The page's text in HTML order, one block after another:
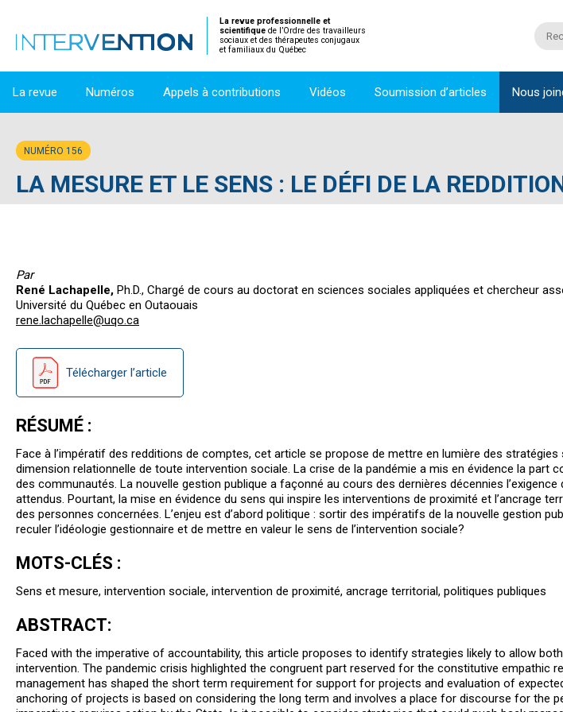
La revue professionnelle et
scientifique de l’Ordre des travailleurs
sociaux et des thérapeutes conjugaux
et familiaux du Québec
La revue Numéros Appels à contributions Vidéos Soumission d’articles Nous
NUMÉRO 156
LA MESURE ET LE SENS : LE DÉFI DE LA
Par
René Lachapelle, Ph.D., Chargé de cours au doctorat en sciences sociales appliquées et chercheur
Université du Québec en Outaouais
rene.lachapelle@uqo.ca
Télécharger l’article
RÉSUMÉ :
Face à l’impératif des redditions de comptes, cet article se propose de mettre en lumière des
dimension relationnelle de toute intervention sociale. La crise de la pandémie a mis en évidence la
des communautés. La nouvelle gestion publique a façonné au cours des dernières décennies
attendus. Pourtant, la mise en évidence du sens qui inspire les interventions de proximité et l’ancrage
des personnes concernées. L’enjeu est d’abord politique : sortir des impératifs de la nouvelle gestion
reculer l’idéologie gestionnaire et de mettre en valeur le sens de l’intervention sociale?
MOTS-CLÉS :
Sens et mesure, intervention sociale, intervention de proximité, ancrage territorial, politiques publiques
ABSTRACT:
Faced with the imperative of accountability, this article proposes to identify strategies likely to allow
intervention. The pandemic crisis highlighted the congruent part reserved for the constitutive empathic
management has shaped the short term requirement for support for projects and evaluation of
anchoring of projects is based on considering the long term and involves a place for discourse for the